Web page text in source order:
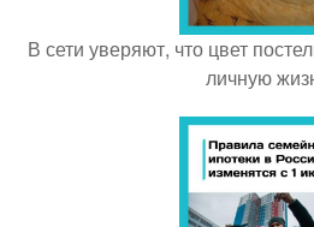
В сети уверяют, что цвет
личную